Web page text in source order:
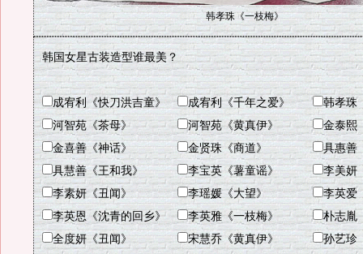
韩孝珠《一枝梅》
韩国女星古装造型谁最美？
成宥利《快刀洪吉童》 成宥利《千年之爱》
韩孝珠
河智苑《茶母》
河智苑《黄真伊》
金泰熙
金喜善《神话》
金贤珠《商道》
具惠善
具慧善《王和我》
李宝英《薯童谣》
李美妍
李素妍《丑闻》
李瑶媛《大望》
李英爱
李英恩《沈青的回乡》
李英雅《一枝梅》
朴志胤
全度妍《丑闻》
宋慧乔《黄真伊》
孙艺珍